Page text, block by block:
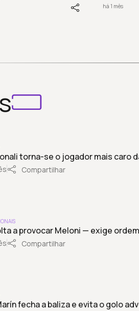
há 1 mês
torna-se o jogador mais caro
Compartilhar
a provocar Meloni — exige
Compartilhar
fecha a baliza e evita o golo